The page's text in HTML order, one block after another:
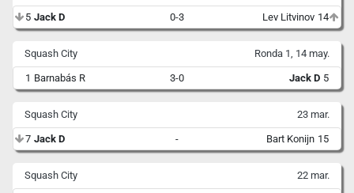
5 Jack D 0-3 Lev Litvinov 14
Squash City Ronda 1, 14 may.
1 Barnabás R 3-0 Jack D 5
Squash City 23 mar.
7 Jack D - Bart Konijn 15
Squash City 22 mar.